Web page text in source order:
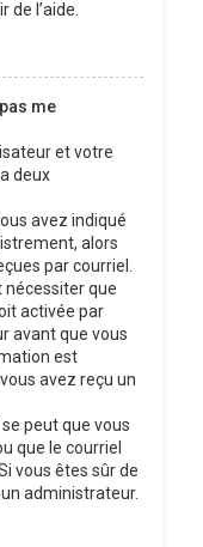
l’aide.
me
et votre
deux
avez indiqué
alors
par courriel.
que
activée par
avant que vous
est
avez reçu un
peut que vous
que le courriel
vous êtes sûr de
administrateur.